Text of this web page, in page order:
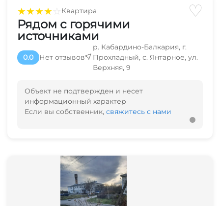
★★★★☆Квартира ♡
Рядом с горячими
источниками
0.0 Нет отзывов
р. Кабардино-Балкария, г.
Прохладный, с. Янтарное, ул.
Верхняя, 9
Объект не подтвержден и несет
информационный характер
Если вы собственник, свяжитесь с нами